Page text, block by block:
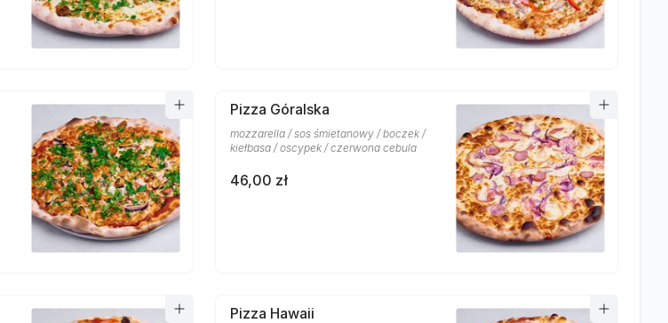
Pizza Góralska
mozzarella / sos śmietanowy / boczek /
kiełbasa / oscypek / czerwona cebula
46,00 zł
Pizza Hawaii